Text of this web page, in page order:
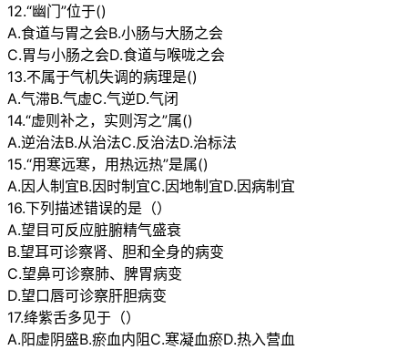
12.“幽门”位于()
A.食道与胃之会B.小肠与大肠之会
C.胃与小肠之会D.食道与喉咙之会
13.不属于气机失调的病理是()
A.气滞B.气虚C.气逆D.气闭
14.“虚则补之，实则泻之”属()
A.逆治法B.从治法C.反治法D.治标法
15.“用寒远寒，用热远热”是属()
A.因人制宜B.因时制宜C.因地制宜D.因病制宜
16.下列描述错误的是（）
A.望目可反应脏腑精气盛衰
B.望耳可诊察肾、胆和全身的病变
C.望鼻可诊察肺、脾胃病变
D.望口唇可诊察肝胆病变
17.绛紫舌多见于（）
A.阳虚阴盛B.瘀血内阻C.寒凝血瘀D.热入营血